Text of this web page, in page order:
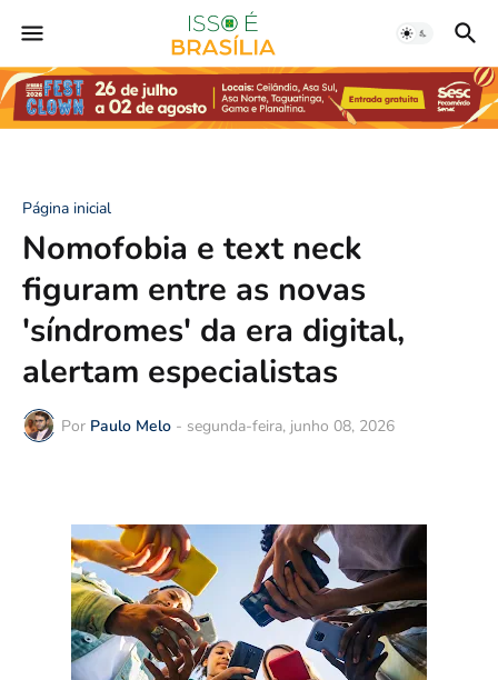
Página inicial
Nomofobia e text neck
figuram entre as novas
'síndromes' da era digital,
alertam especialistas
Por Paulo Melo - segunda-feira, junho 08, 2026